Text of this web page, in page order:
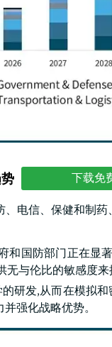
下载免
电信、保健和制
国防部门正在显
与伦比的敏感度
研发,从而在模拟
强化战略优势。